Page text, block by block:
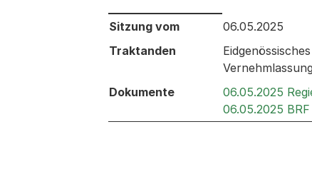
Behandelt an den folgenden
Sitzung vom
06.05.2025
Traktanden
Vernehmlassung
Dokumente
06.05.2025
06.05.2025